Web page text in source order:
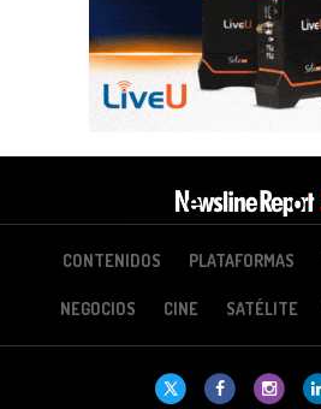
CONTENIDOS PLATAFORMAS
NEGOCIOS CINE SATÉLITE